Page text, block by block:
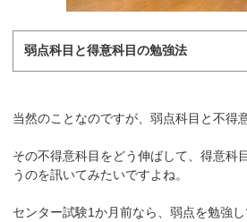
弱点科目と得意科目の勉強法
当然のことなのですが、弱点科目と不得
その不得意科目をどう伸ばして、得意科
うのを訊いてみたいですよね。
センター試験1か月前なら、弱点を勉強